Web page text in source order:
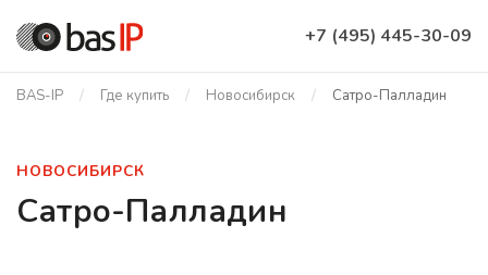
+7 (495) 445-30-09
BAS-IP Где купить Новосибирск Сатро-Палладин
НОВОСИБИРСК
Сатро-Палладин